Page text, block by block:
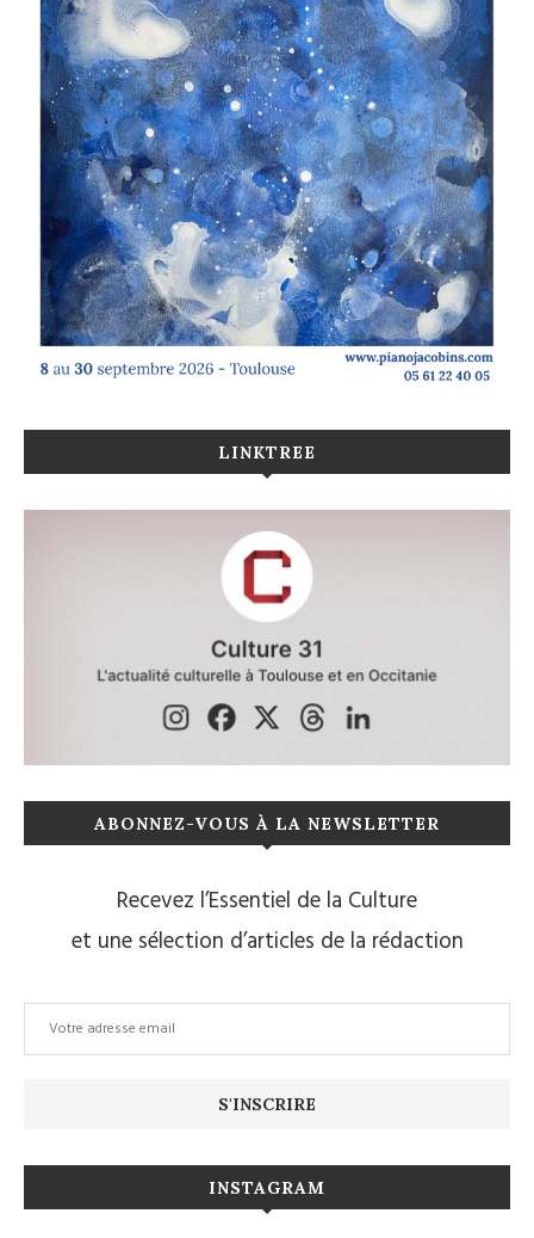
LINKTREE
ABONNEZ-VOUS À LA NEWSLETTER
Recevez l’Essentiel de la Culture
et une sélection d’articles de la rédaction
INSTAGRAM